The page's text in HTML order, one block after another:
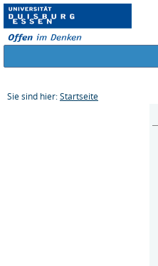
Sie sind hier: Startseite